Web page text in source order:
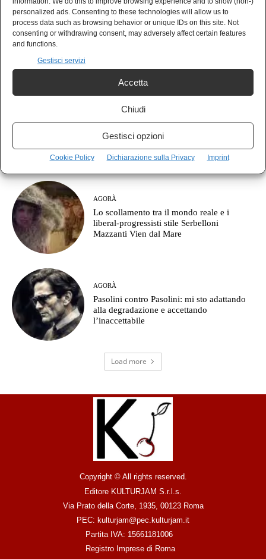
personalized ads. Consenting to these technologies will allow us to
process data such as browsing behavior or unique IDs on this site. Not
consenting or withdrawing consent, may adversely affect certain features
and functions.
Gestisci servizi
Accetta
Chiudi
Gestisci opzioni
Cookie Policy Dichiarazione sulla Privacy Imprint
Lecco, il Decreto Sicurezza e il prezzo del
dissenso: manifestare può costare 13 mila
euro
AGORÀ
Lo scollamento tra il mondo reale e i
liberal-progressisti stile Serbelloni
Mazzanti Vien dal Mare
AGORÀ
Pasolini contro Pasolini: mi sto adattando
alla degradazione e accettando
l’inaccettabile
Load more
Copyright © All rights reserved.
Editore KULTURJAM S.r.l.s.
Via Prato della Corte, 1935, 00123 Roma
PEC: kulturjam@pec.kulturjam.it
Partita IVA: 15661181006
Registro Imprese di Roma